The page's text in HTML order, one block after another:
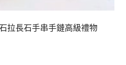
拉長石手串手鏈高級禮物